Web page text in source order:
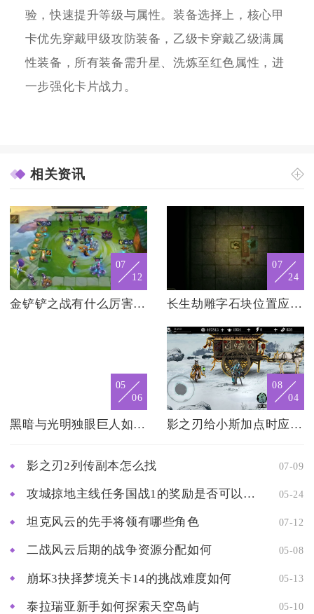
验，快速提升等级与属性。装备选择上，核心甲
卡优先穿戴甲级攻防装备，乙级卡穿戴乙级满属
性装备，所有装备需升星、洗炼至红色属性，进
一步强化卡片战力。
相关资讯
07
12
金铲铲之战有什么厉害的阵容要诀
07
24
长生劫雕字石块位置应该放在哪个地方
05
06
黑暗与光明独眼巨人如何通过训练提高能力
08
04
影之刃给小斯加点时应优先提升哪些技能
影之刃2列传副本怎么找 07-09
攻城掠地主线任务国战1的奖励是否可以重复获取 05-24
坦克风云的先手将领有哪些角色 07-12
二战风云后期的战争资源分配如何 05-08
崩坏3抉择梦境关卡14的挑战难度如何 05-13
泰拉瑞亚新手如何探索天空岛屿 05-10